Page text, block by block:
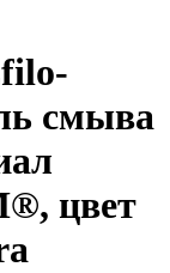
смыва
цвет